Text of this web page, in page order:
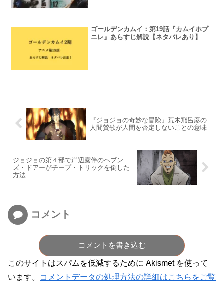
ゴールデンカムイ：第19話『カムイホプ
ニレ』あらすじ解説【ネタバレあり】
『ジョジョの奇妙な冒険』荒木飛呂彦の
人間賛歌が人間を否定しないことの意味
ジョジョの第４部で岸辺露伴のヘブン
ズ・ドアーがチープ・トリックを倒した
方法
コメント
コメントを書き込む
このサイトはスパムを低減するために Akismet を使って
います。
コメントデータの処理方法の詳細はこちらをご覧